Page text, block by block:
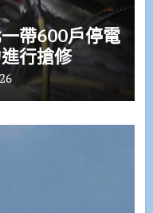
帶600戶停電
行搶修